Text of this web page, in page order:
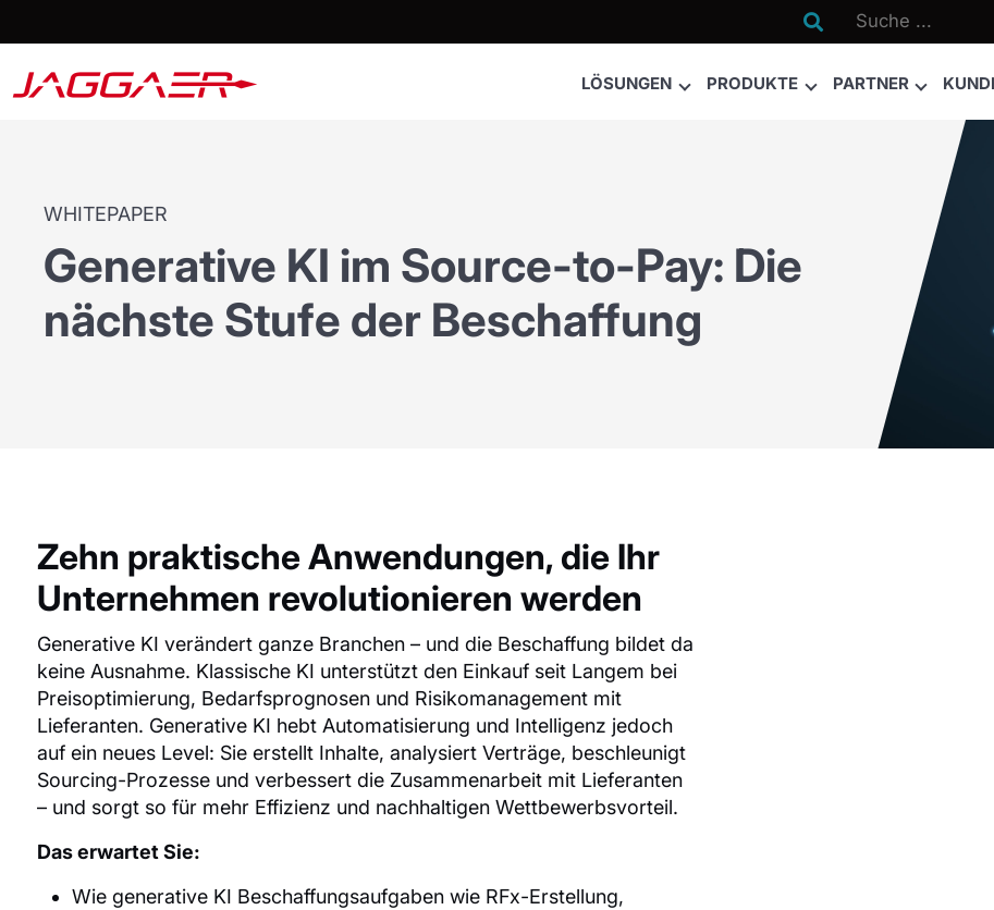

LÖSUNGEN PRODUKTE PARTNER
WHITEPAPER
Generative KI im Source-to-Pay: Die
nächste Stufe der Beschaffung
Zehn praktische Anwendungen, die Ihr
Unternehmen revolutionieren werden
Generative KI verändert ganze Branchen – und die Beschaffung bildet da
keine Ausnahme. Klassische KI unterstützt den Einkauf seit Langem bei
Preisoptimierung, Bedarfsprognosen und Risikomanagement mit
Lieferanten. Generative KI hebt Automatisierung und Intelligenz jedoch
auf ein neues Level: Sie erstellt Inhalte, analysiert Verträge, beschleunigt
Sourcing-Prozesse und verbessert die Zusammenarbeit mit Lieferanten
– und sorgt so für mehr Effizienz und nachhaltigen Wettbewerbsvorteil.
Das erwartet Sie:
Wie generative KI Beschaffungsaufgaben wie RFx-Erstellung,